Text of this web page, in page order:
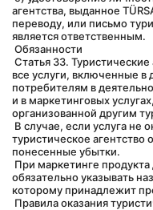
агентства, выданное
переводу, или письмо
является ответственным.
Обязанности
все услуги, включенные
потребителям в
и в маркетинговых
организованной другим
туристическое агентство
понесенные убытки.
обязательно указывать
которому принадлежит
Правила оказания